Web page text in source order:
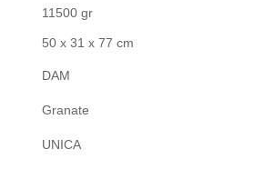
11500 gr
50 x 31 x 77 cm
DAM
Granate
UNICA